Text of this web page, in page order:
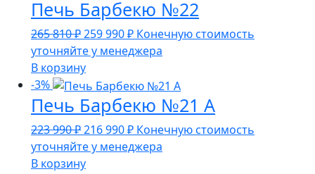
990 ₽.
Печь Барбекю №22
265 810₽ Первоначальная
цена
составляла
265
810 ₽.
259 990₽Текущая
цена:
990 ₽.
Конечную стоимость
уточняйте у менеджера
В корзину
-3%
Печь Барбекю №21 А
223 990₽ Первоначальная
цена
составляла
216 990₽Текущая
цена:
Конечную стоимость
уточняйте у менеджера
В корзину